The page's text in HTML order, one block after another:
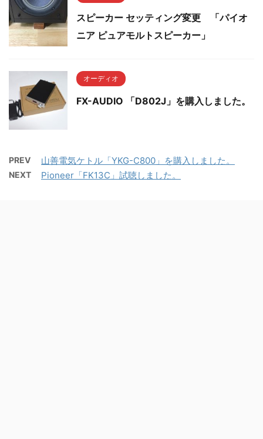
スピーカー セッティング変更 「パイオ
ニア ピュアモルトスピーカー」
オーディオ
FX-AUDIO 「D802J」を購入しました。
PREV 山善電気ケトル「YKG-C800」を購入しました。
NEXT Pioneer「FK13C」試聴しました。